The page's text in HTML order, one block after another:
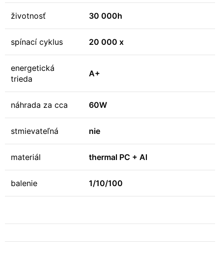
životnosť 30 000h
spínací cyklus 20 000 x
energetická
trieda
A+
náhrada za cca 60W
stmievateľná nie
materiál thermal PC + Al
balenie 1/10/100